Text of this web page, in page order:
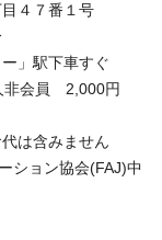
７番１号
駅下車すぐ
非会員 2,000円
含みません
ョン協会(FAJ)中